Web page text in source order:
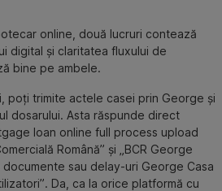
online, două lucruri contează
digital și claritatea fluxului de
bine pe ambele.
poți trimite actele casei prin George și
dosarului. Asta răspunde direct
loan online full process upload
Română” și „BCR George
sau delay-uri George Casa
Da, ca la orice platformă cu